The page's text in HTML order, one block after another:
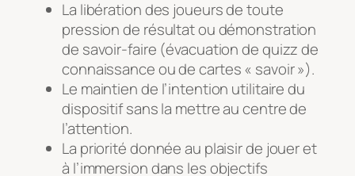
La libération des joueurs de toute
pression de résultat ou démonstration
de savoir-faire (évacuation de quizz de
connaissance ou de cartes « savoir »).
Le maintien de l’intention utilitaire du
dispositif sans la mettre au centre de
l’attention.
La priorité donnée au plaisir de jouer et
à l’immersion dans les objectifs